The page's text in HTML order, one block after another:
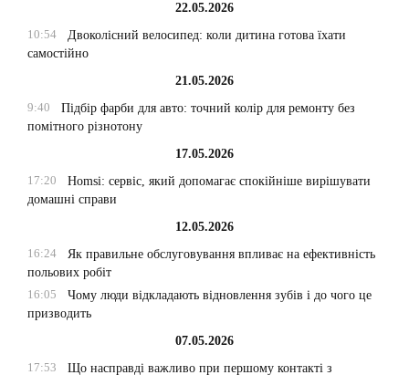
22.05.2026
10:54
Двоколісний велосипед: коли дитина готова їхати
самостійно
21.05.2026
9:40
Підбір фарби для авто: точний колір для ремонту без
помітного різнотону
17.05.2026
17:20
Homsi: сервіс, який допомагає спокійніше вирішувати
домашні справи
12.05.2026
16:24
Як правильне обслуговування впливає на ефективність
польових робіт
16:05
Чому люди відкладають відновлення зубів і до чого це
призводить
07.05.2026
17:53
Що насправді важливо при першому контакті з